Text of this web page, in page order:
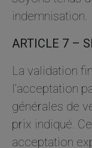
indemnisation.
ARTICLE 7 –
La validation
l’acceptation
générales de
prix indiqué.
acceptation